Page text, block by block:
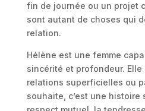
fin de journée ou un projet
sont autant de choses qui
relation.
Hélène est une femme
sincérité et profondeur. Elle
relations superficielles ou
souhaite, c’est une